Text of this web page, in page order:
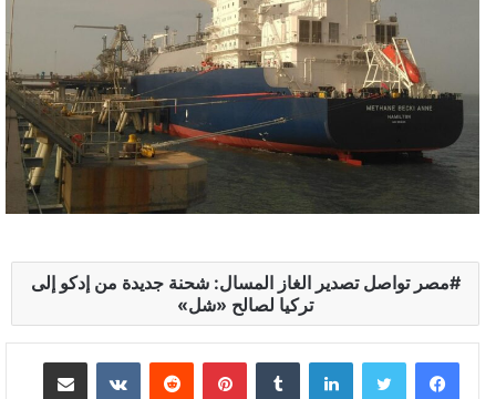
مصر تواصل تصدير الغاز المسال: شحنة جديدة من إدكو إلى
تركيا لصالح «شل»
لينكدإن بينتيريست مشاركة عبر البريد